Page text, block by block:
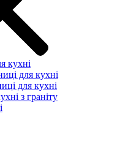
кухні
для кухні
для кухні
з граніту